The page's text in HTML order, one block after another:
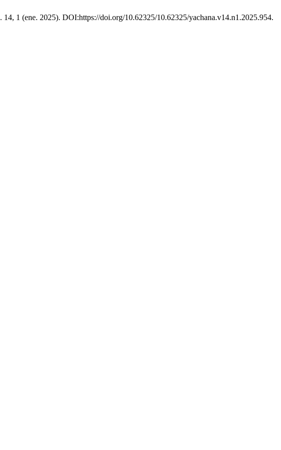
. 14, 1 (ene. 2025). DOI:https://doi.org/10.62325/10.62325/yachana.v14.n1.2025.954.